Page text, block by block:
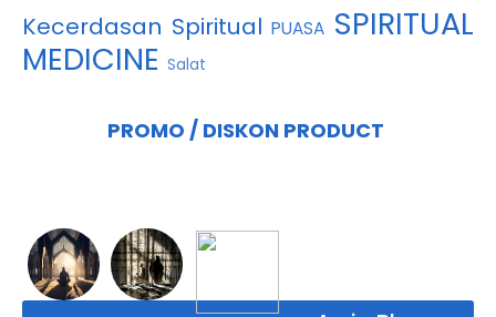
Kecerdasan SpiritualPUASA SPIRITUAL
MEDICINE Salat
PROMO / DISKON PRODUCT